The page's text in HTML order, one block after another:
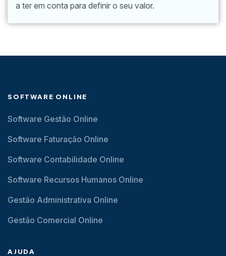
a ter em conta para definir o seu valor.
SOFTWARE ONLINE
Software Gestão Online
Software Faturação Online
Software Contabilidade Online
Software Recursos Humanos Online
Gestão Administrativa Online
Gestão Comercial Online
AJUDA